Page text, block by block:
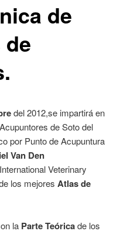
de
del 2012,se impartirá en
de Soto del
por Punto de Acupuntura
Van Den
Veterinary
los mejores Atlas de
la Parte Teóricade los